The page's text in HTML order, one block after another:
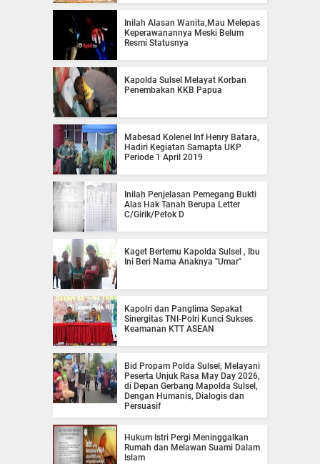
Inilah Alasan Wanita,Mau Melepas
Keperawanannya Meski Belum
Resmi Statusnya
Kapolda Sulsel Melayat Korban
Penembakan KKB Papua
Mabesad Kolenel Inf Henry Batara,
Hadiri Kegiatan Samapta UKP
Periode 1 April 2019
Inilah Penjelasan Pemegang Bukti
Alas Hak Tanah Berupa Letter
C/Girik/Petok D
Kaget Bertemu Kapolda Sulsel , Ibu
Ini Beri Nama Anaknya "Umar"
Kapolri dan Panglima Sepakat
Sinergitas TNI-Polri Kunci Sukses
Keamanan KTT ASEAN
Bid Propam Polda Sulsel, Melayani
Peserta Unjuk Rasa May Day 2026,
di Depan Gerbang Mapolda Sulsel,
Dengan Humanis, Dialogis dan
Persuasif
Hukum Istri Pergi Meninggalkan
Rumah dan Melawan Suami Dalam
Islam